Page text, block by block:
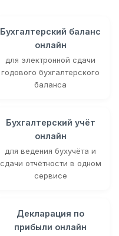
Бухгалтерский баланс
онлайн
для электронной сдачи
годового бухгалтерского
баланса
Бухгалтерский учёт
онлайн
для ведения бухучёта и
сдачи отчётности в одном
сервисе
Декларация по
прибыли онлайн